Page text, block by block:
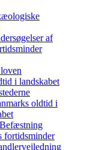
af
i landskabet
oldtid i
fortidsminder